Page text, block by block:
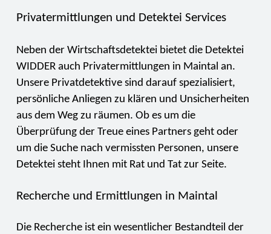
Privatermittlungen und Detektei Services
Neben der Wirtschaftsdetektei bietet die Detektei
WIDDER auch Privatermittlungen in Maintal an.
Unsere Privatdetektive sind darauf spezialisiert,
persönliche Anliegen zu klären und Unsicherheiten
aus dem Weg zu räumen. Ob es um die
Überprüfung der Treue eines Partners geht oder
um die Suche nach vermissten Personen, unsere
Detektei steht Ihnen mit Rat und Tat zur Seite.
Recherche und Ermittlungen in Maintal
Die Recherche ist ein wesentlicher Bestandteil der